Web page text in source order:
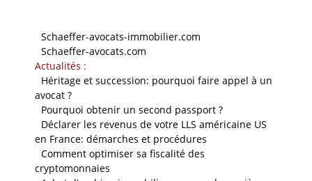
Schaeffer-avocats-immobilier.com
Schaeffer-avocats.com
Actualités :
Héritage et succession: pourquoi faire appel à un
avocat ?
Pourquoi obtenir un second passport ?
Déclarer les revenus de votre LLS américaine US
en France: démarches et procédures
Comment optimiser sa fiscalité des
cryptomonnaies